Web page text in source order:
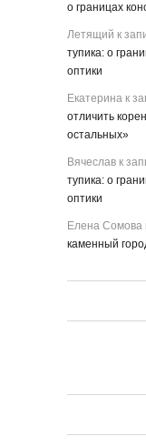
о границах
Летящий к
тупика: о
оптики
Екатерина к
отличить
остальных»
Вячеслав к
тупика: о
оптики
Елена Сомова
каменный